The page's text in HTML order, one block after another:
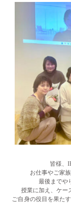
皆様、
お仕事やご家
最後までや
授業に加え、ケー
ご自身の役目を果た